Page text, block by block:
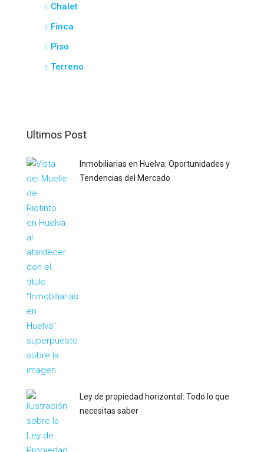
Chalet
Finca
Piso
Terreno
Ultimos Post
Inmobiliarias en Huelva: Oportunidades y
Tendencias del Mercado
Ley de propiedad horizontal: Todo lo que
necesitas saber